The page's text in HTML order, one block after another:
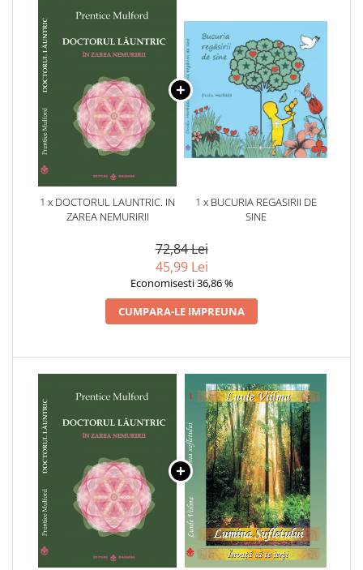
1 x DOCTORUL LAUNTRIC. IN
ZAREA NEMURIRII
1 x BUCURIA REGASIRII DE
SINE
72,84 Lei
45,99 Lei
Economisesti 36,86 %
CUMPARA-LE IMPREUNA